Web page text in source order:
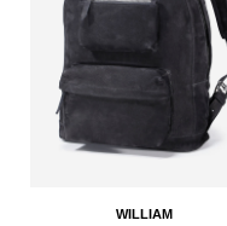
WILLIAM